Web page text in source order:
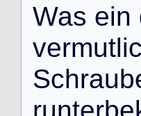
Was ein
vermutlic
Schraub
runterbe